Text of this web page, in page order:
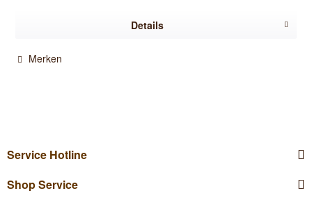
Details
Merken
Service Hotline
Shop Service